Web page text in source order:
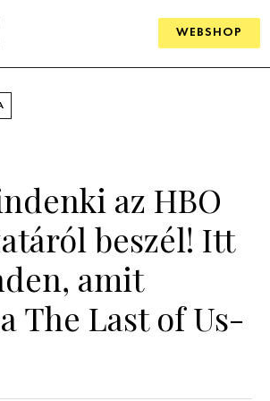
WEBSHOP
az HBO
beszél! Itt
amit
The Last of Us-